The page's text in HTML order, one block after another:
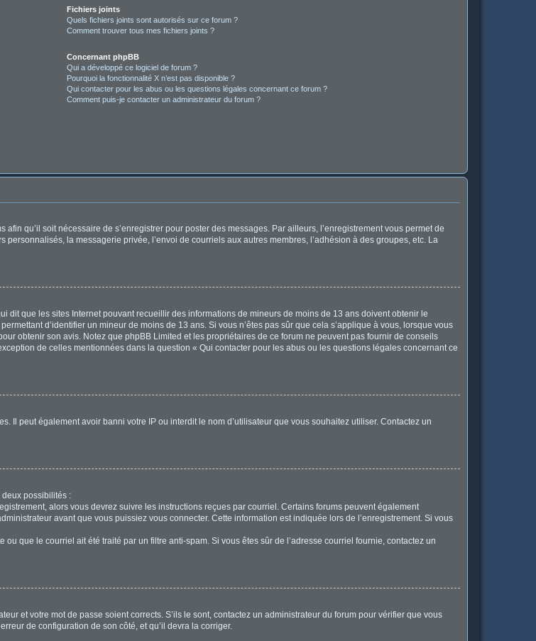
Fichiers joints
Quels fichiers joints sont autorisés sur ce forum ?
Comment trouver tous mes fichiers joints ?
Concernant phpBB
Qui a développé ce logiciel de forum ?
Pourquoi la fonctionnalité X n’est pas disponible ?
Qui contacter pour les abus ou les questions légales concernant ce forum ?
Comment puis-je contacter un administrateur du forum ?
qu’il soit nécessaire de s’enregistrer pour poster des messages. Par ailleurs, l’enregistrement vous permet de
la messagerie privée, l’envoi de courriels aux autres membres, l’adhésion à des groupes, etc. La
dit que les sites Internet pouvant recueillir des informations de mineurs de moins de 13 ans doivent obtenir le
d’identifier un mineur de moins de 13 ans. Si vous n’êtes pas sûr que cela s’applique à vous, lorsque vous
obtenir son avis. Notez que phpBB Limited et les propriétaires de ce forum ne peuvent pas fournir de conseils
de celles mentionnées dans la question « Qui contacter pour les abus ou les questions légales concernant ce
Il peut également avoir banni votre IP ou interdit le nom d’utilisateur que vous souhaitez utiliser. Contactez un
deux possibilités :
alors vous devrez suivre les instructions reçues par courriel. Certains forums peuvent également
avant que vous puissiez vous connecter. Cette information est indiquée lors de l’enregistrement. Si vous
que le courriel ait été traité par un filtre anti-spam. Si vous êtes sûr de l’adresse courriel fournie, contactez un
et votre mot de passe soient corrects. S’ils le sont, contactez un administrateur du forum pour vérifier que vous
de configuration de son côté, et qu’il devra la corriger.